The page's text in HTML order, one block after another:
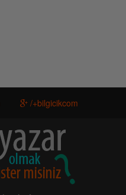
/+bilgicikcom